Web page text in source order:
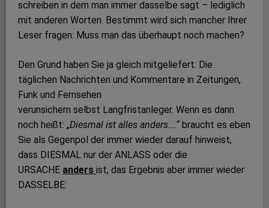
schreiben in dem man immer dasselbe sagt – lediglich
mit anderen Worten. Bestimmt wird sich mancher Ihrer
Leser fragen: Muss man das überhaupt noch machen?
Den Grund haben Sie ja gleich mitgeliefert: Die
täglichen Nachrichten und Kommentare in Zeitungen,
Funk und Fernsehen
verunsichern selbst Langfristanleger. Wenn es dann
noch heißt: „Diesmal ist alles anders….“braucht es eben
Sie als Gegenpol der immer wieder darauf hinweist,
dass DIESMAL nur der ANLASS oder die
URSACHE anders ist, das Ergebnis aber immer wieder
DASSELBE: